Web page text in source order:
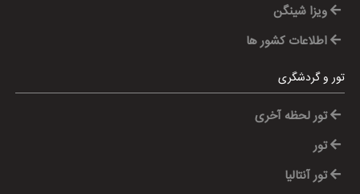
ویزا شینگن
اطلاعات کشور ها
تور و گردشگری
تور لحظه آخری
تور
تور آنتالیا